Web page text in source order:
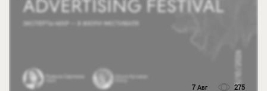
7 Авг 275